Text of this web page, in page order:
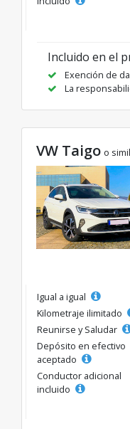
Incluido en el
Exención de
La
VW Taigo o
Igual a igual
Kilometraje ilimitado
Reunirse y Saludar
Depósito en efectivo
aceptado
Conductor adicional
incluido